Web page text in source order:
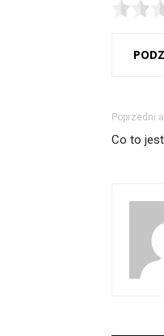
Poprzedni
Co to